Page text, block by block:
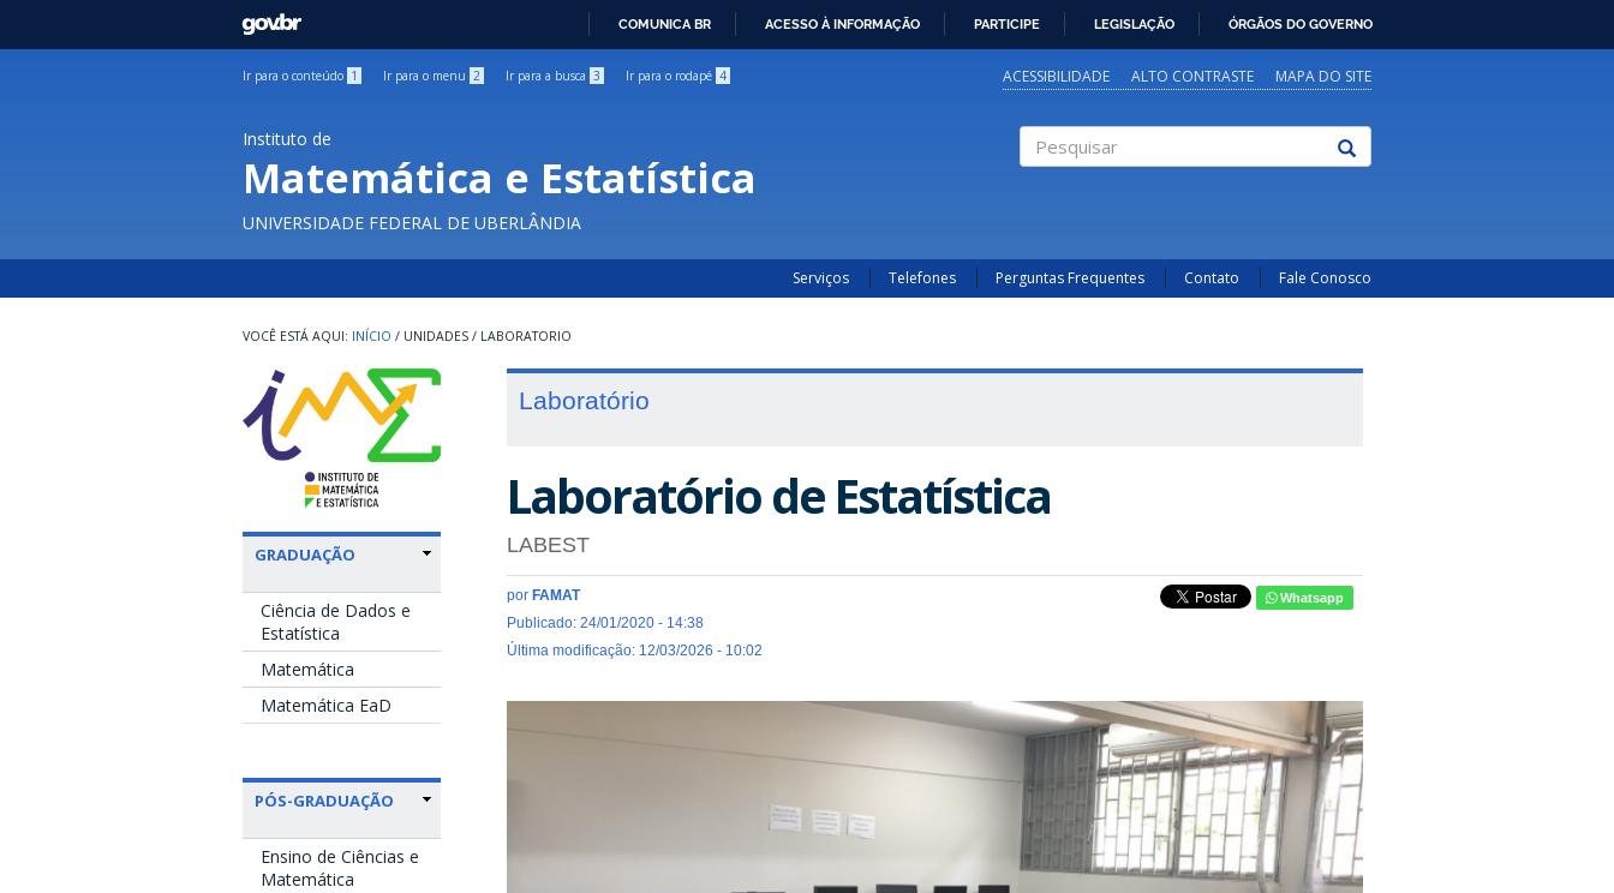
GOVBR
COMUNICA BR ACESSO À INFORMAÇÃO PARTICIPE LEGISLAÇÃO ÓRGÃOS DO GOVERNO
Ir para o conteúdo 1 Ir para o menu 2 Ir para a busca 3 Ir para o rodapé 4 ACESSIBILIDADE ALTO CONTRASTE MAPA DO SITE
Instituto de
Matemática e Estatística
UNIVERSIDADE FEDERAL DE UBERLÂNDIA
Serviços Telefones Perguntas Frequentes Contato Fale Conosco
INÍCIO / UNIDADES / LABORATORIO
GRADUAÇÃO
Ciência de Dados e
Estatística
Matemática
Matemática EaD
PÓS-GRADUAÇÃO
Ensino de Ciências e
Matemática
Laboratório
Laboratório de Estatística
LABEST
por FAMAT
Publicado: 24/01/2020 - 14:38
Última modificação: 12/03/2026 - 10:02
Whatsapp